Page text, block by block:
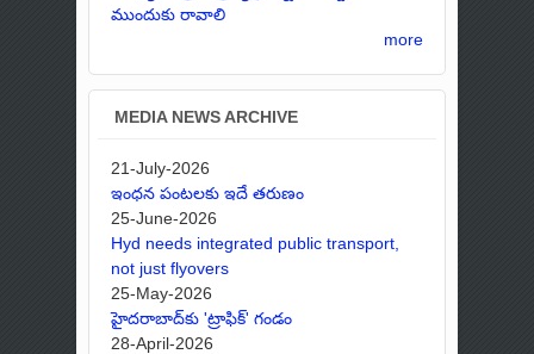
ముందుకు రావాలి
more
MEDIA NEWS ARCHIVE
21-July-2026
ఇంధన పంటలకు ఇదే తరుణం
25-June-2026
Hyd needs integrated public transport,
not just flyovers
25-May-2026
హైదరాబాద్‌కు 'ట్రాఫిక్' గండం
28-April-2026